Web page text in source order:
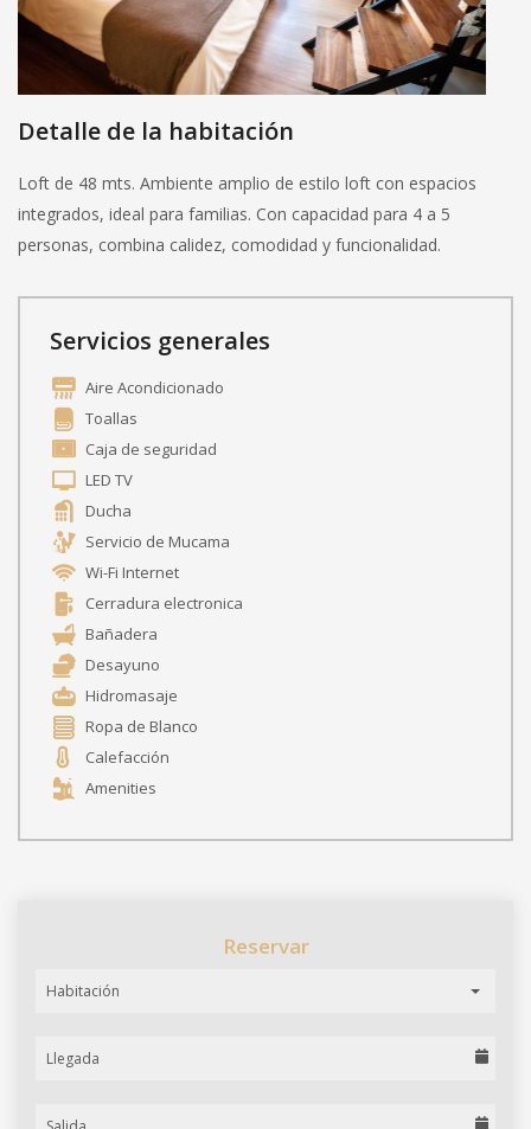
Detalle de la habitación
Loft de 48 mts. Ambiente amplio de estilo loft con espacios
integrados, ideal para familias. Con capacidad para 4 a 5
personas, combina calidez, comodidad y funcionalidad.
Servicios generales
Aire Acondicionado
Toallas
Caja de seguridad
LED TV
Ducha
Servicio de Mucama
Wi-Fi Internet
Cerradura electronica
Bañadera
Desayuno
Hidromasaje
Ropa de Blanco
Calefacción
Amenities
Reservar
Habitación